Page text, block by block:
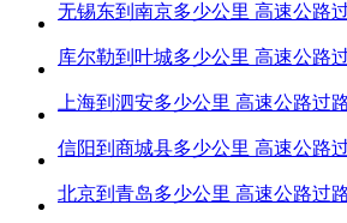
无锡东到南京多少公里 高速公路
库尔勒到叶城多少公里 高速公路
上海到泗安多少公里 高速公路过
信阳到商城县多少公里 高速公路
北京到青岛多少公里 高速公路过